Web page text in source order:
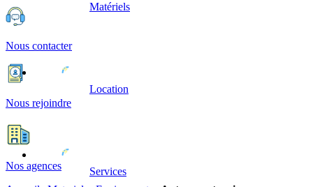
Matériels
Location
Services
Nous contacter
Nous rejoindre
Nos agences